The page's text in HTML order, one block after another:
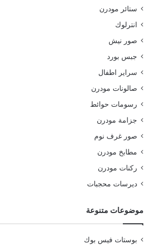
ستائر مودرن
انترلوك
صور نيش
جبس بورد
سراير اطفال
صالونات مودرن
رسومات حوائط
جزامة مودرن
صور غرف نوم
مطابخ مودرن
ركنات مودرن
ديرسات محجبات
موضوعات متنوعة
بوستات فيس بوك